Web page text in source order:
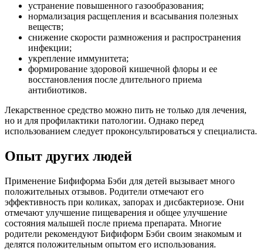
устранение повышенного газообразования;
нормализация расщепления и всасывания полезных
веществ;
снижение скорости размножения и распространения
инфекции;
укрепление иммунитета;
формирование здоровой кишечной флоры и ее
восстановления после длительного приема
антибиотиков.
Лекарственное средство можно пить не только для лечения,
но и для профилактики патологии. Однако перед
использованием следует проконсультироваться у специалиста.
Опыт других людей
Применение Бифиформа Бэби для детей вызывает много
положительных отзывов. Родители отмечают его
эффективность при коликах, запорах и дисбактериозе. Они
отмечают улучшение пищеварения и общее улучшение
состояния малышей после приема препарата. Многие
родители рекомендуют Бифиформ Бэби своим знакомым и
делятся положительным опытом его использования.